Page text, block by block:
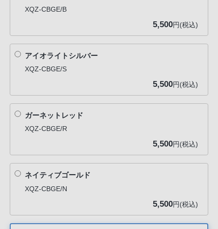
XQZ-CBGE/B
5,500円(税込)
アイオライトシルバー
XQZ-CBGE/S
5,500円(税込)
ガーネットレッド
XQZ-CBGE/R
5,500円(税込)
ネイティブゴールド
XQZ-CBGE/N
5,500円(税込)